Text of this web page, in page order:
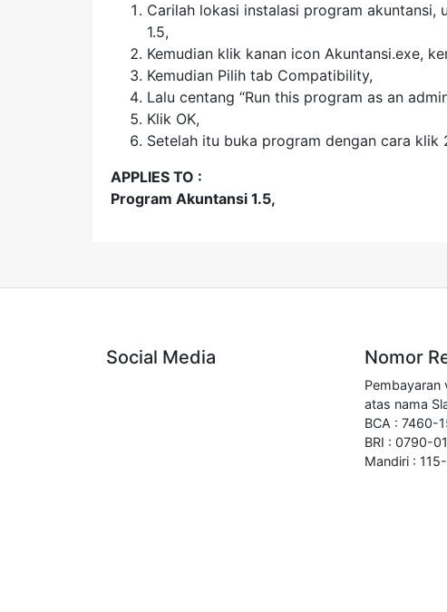
Carilah lokasi instalasi program akuntansi,
1.5,
Kemudian klik kanan icon Akuntansi.exe,
Kemudian Pilih tab Compatibility,
Lalu centang “Run this program as an
Klik OK,
Setelah itu buka program dengan cara
APPLIES TO :
Program Akuntansi 1.5,
Social Media Nomor
Pembayaran
atas nama
BCA : 7460-
BRI : 0790-
Mandiri :